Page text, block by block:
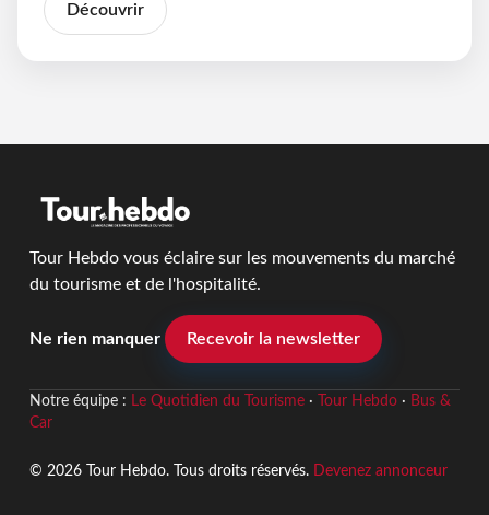
Découvrir
Tour Hebdo vous éclaire sur les mouvements du marché
du tourisme et de l'hospitalité.
Ne rien manquer Recevoir la newsletter
Notre équipe : Le Quotidien du Tourisme· Tour Hebdo· Bus &
Car
© 2026 Tour Hebdo. Tous droits réservés. Devenez annonceur